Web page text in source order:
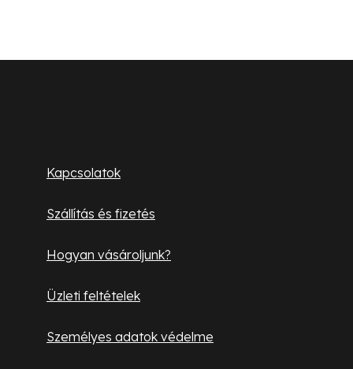
Kapcsolatok
Szállítás és fizetés
Hogyan vásároljunk?
Üzleti feltételek
Személyes adatok védelme